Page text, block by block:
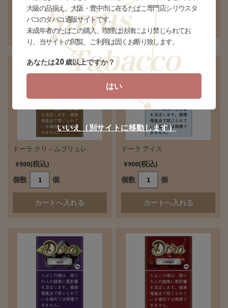
個
ドーラ クリ－ムブリュレ
¥900(税込)
個数
個
ドーラ アイス
¥900(税込)
個数
個
大級の品揃え。大阪・豊中市に在るたばこ専門店シリウスタ
バコのタバコ通販サイトです。
未成年者のたばこの購入、喫煙は法律により禁じられてお
り、当サイトの閲覧、ご利用は固くお断り致します。
あなたは20歳以上ですか？
はい
いいえ（別サイトに移動します）